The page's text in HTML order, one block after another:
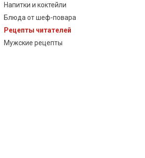
Напитки и коктейли
Блюда от шеф-повара
Рецепты читателей
Мужские рецепты